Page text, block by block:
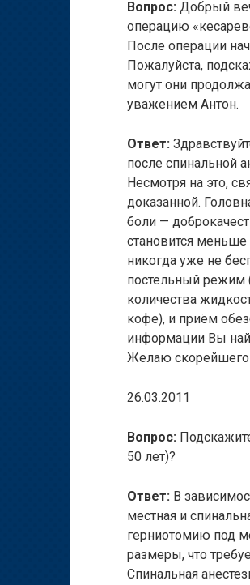
Вопрос: Добрый
операцию
После операции
Пожалуйста,
могут они
уважением Антон.
Ответ:
после спинальной
Несмотря на это,
доказанной.
боли —
становится
никогда уже не
постельный режим
количества
кофе), и приём
информации Вы
Желаю
26.03.2011
Вопрос:
50 лет)?
Ответ: В
местная и
герниотомию под
размеры, что
Спинальная